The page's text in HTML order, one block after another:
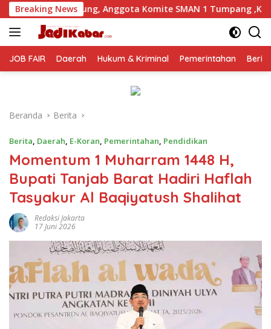
Langsung
ke
konten
Breaking News
Komite SMAN 1 Tumpang ,Ketua DPD IWOI Buka suara
JOB FAIR Daerah Hukum & Kriminal Pemerintahan
Beranda Berita
Berita, Daerah, E-Koran, Pemerintahan, Pendidikan
Momentum 1 Muharram 1448 H,
Bupati Tanjab Barat Hadiri Haflah
Tasyakur Al Baqiyatush Shalihat
Redaksi Jakarta
17 Juni 2026